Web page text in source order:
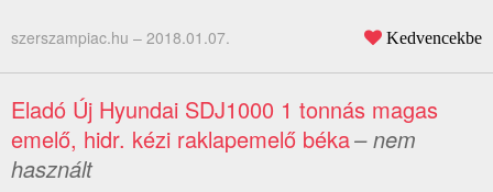
szerszampiac.hu – 2018.01.07. Kedvencekbe
Eladó Új Hyundai SDJ1000 1 tonnás magas
emelő, hidr. kézi raklapemelő béka– nem
használt